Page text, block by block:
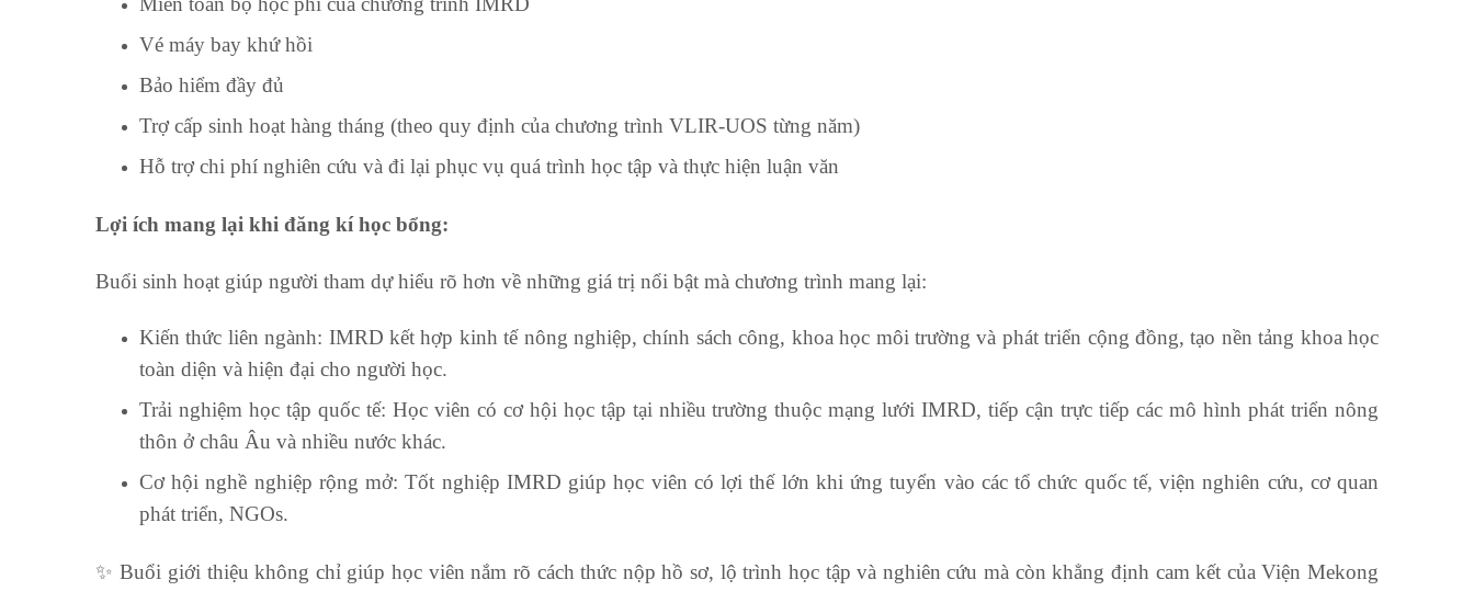
Vé máy bay khứ hồi
Bảo hiểm đầy đủ
Trợ cấp sinh hoạt hàng tháng (theo quy định của chương trình VLIR-UOS từng năm)
Hỗ trợ chi phí nghiên cứu và đi lại phục vụ quá trình học tập và thực hiện luận văn
Lợi ích mang lại khi đăng kí học bổng:
Buổi sinh hoạt giúp người tham dự hiểu rõ hơn về những giá trị nổi bật mà chương trình mang lại:
Kiến thức liên ngành: IMRD kết hợp kinh tế nông nghiệp, chính sách công, khoa học môi trường và phát triển cộng đồng, tạo nền tảng khoa học
toàn diện và hiện đại cho người học.
Trải nghiệm học tập quốc tế: Học viên có cơ hội học tập tại nhiều trường thuộc mạng lưới IMRD, tiếp cận trực tiếp các mô hình phát triển nông
thôn ở châu Âu và nhiều nước khác.
Cơ hội nghề nghiệp rộng mở: Tốt nghiệp IMRD giúp học viên có lợi thế lớn khi ứng tuyển vào các tổ chức quốc tế, viện nghiên cứu, cơ quan
phát triển, NGOs.
✨ Buổi giới thiệu không chỉ giúp học viên nắm rõ cách thức nộp hồ sơ, lộ trình học tập và nghiên cứu mà còn khẳng định cam kết của Viện Mekong